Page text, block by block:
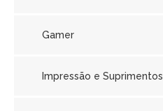
Gamer
Impressão e Suprimentos